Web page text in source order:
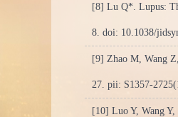
[8] Lu Q*. Lupus:
8. doi: 10.1038/
[9] Zhao M, Wang
27. pii: S1357-
[10] Luo Y, Wang